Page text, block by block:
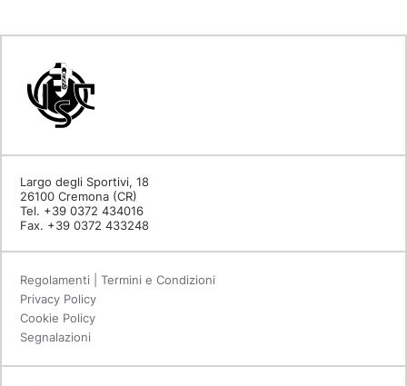
Largo degli Sportivi, 18
26100 Cremona (CR)
Tel. +39 0372 434016
Fax. +39 0372 433248
Regolamenti | Termini e Condizioni
Privacy Policy
Cookie Policy
Segnalazioni